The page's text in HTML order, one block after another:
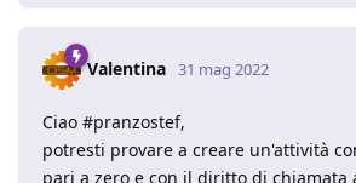
Valentina 31 mag 2022
Ciao #pranzostef,
potresti provare a creare un'attività
pari a zero e con il diritto di chiamata